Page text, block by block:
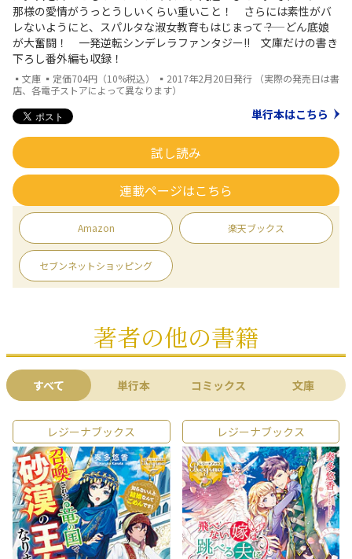
那様の愛情がうっとうしいくらい重いこと！ さらには素性がバ
レないようにと、スパルタな淑女教育もはじまって――？ どん底娘
が大奮闘！ 一発逆転シンデレラファンタジー!! 文庫だけの書き
下ろし番外編も収録！
▪文庫 ▪定価704円（10%税込） ▪2017年2月20日発行 （実際の発売日は書
店、各電子ストアによって異なります）
単行本はこちら
試し読み
連載ページはこちら
Amazon 楽天ブックス
セブンネットショッピング
著者の他の書籍
すべて 単行本 コミックス 文庫
レジーナブックス レジーナブックス